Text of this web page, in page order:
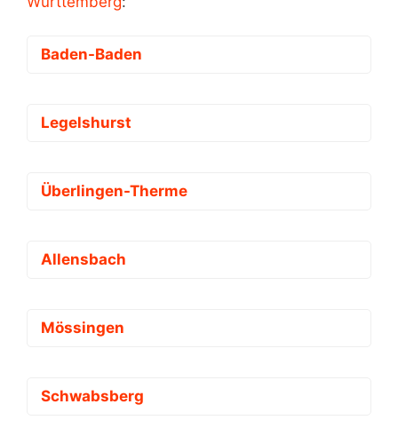
Baden-Baden
Legelshurst
Überlingen-Therme
Allensbach
Mössingen
Schwabsberg